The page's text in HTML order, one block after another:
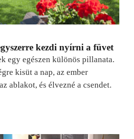
kezdi nyírni a füvet
egy egészen különös pillanata.
kisüt a nap, az ember
ablakot, és élvezné a csendet.